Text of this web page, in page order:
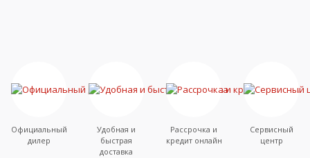
Официальный
дилер
Удобная и
быстрая
доставка
Рассрочка и
кредит онлайн
Сервисный
центр